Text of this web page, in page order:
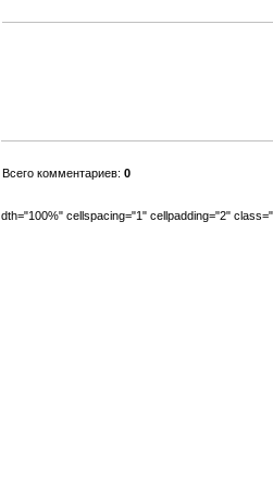
Всего комментариев: 0
dth="100%" cellspacing="1" cellpadding="2"